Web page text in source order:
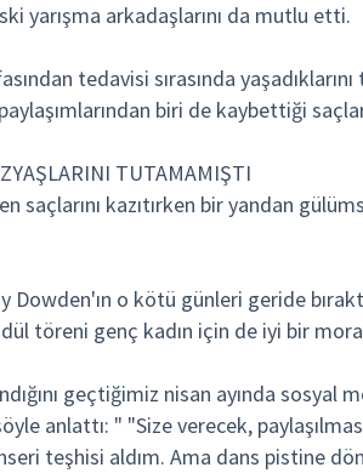
yarışma arkadaşlarını da mutlu etti.
tedavisi sırasında
biri de kaybettiği
TUTAMAMIŞTI
saçlarını kazıtırken bir yandan
Dowden'ın o kötü günleri geride
töreni genç kadın için de iyi bir
geçtiğimiz nisan ayında sosyal
anlattı: " "Size verecek,
teşhisi aldım. Ama dans pistine